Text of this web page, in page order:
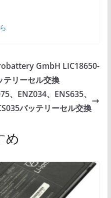
GmbH LIC18650-
テリーセル交換
、ENZ034、ENS635、
バッテリーセル交換
め